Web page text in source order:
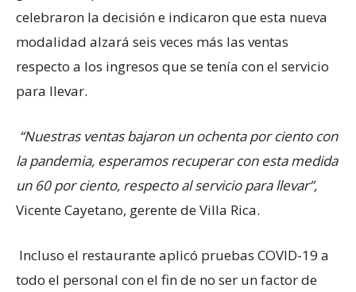
celebraron la decisión e indicaron que esta nueva
modalidad alzará seis veces más las ventas
respecto a los ingresos que se tenía con el servicio
para llevar.
“Nuestras ventas bajaron un ochenta por ciento con
la pandemia, esperamos recuperar con esta medida
un 60 por ciento, respecto al servicio para llevar”,
Vicente Cayetano, gerente de Villa Rica.
Incluso el restaurante aplicó pruebas COVID-19 a
todo el personal con el fin de no ser un factor de